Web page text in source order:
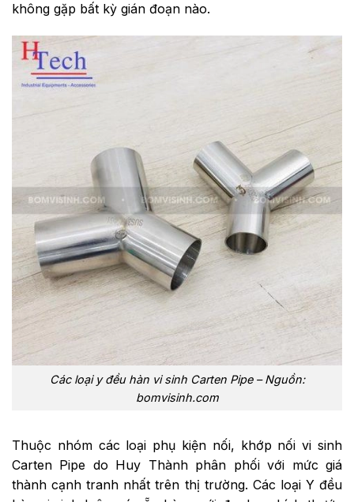
không gặp bất kỳ gián đoạn nào.
Các loại y đều hàn vi sinh Carten Pipe – Nguồn:
bomvisinh.com
Thuộc nhóm các loại phụ kiện nối, khớp nối vi sinh
Carten Pipe do Huy Thành phân phối với mức giá
thành cạnh tranh nhất trên thị trường. Các loại Y đều